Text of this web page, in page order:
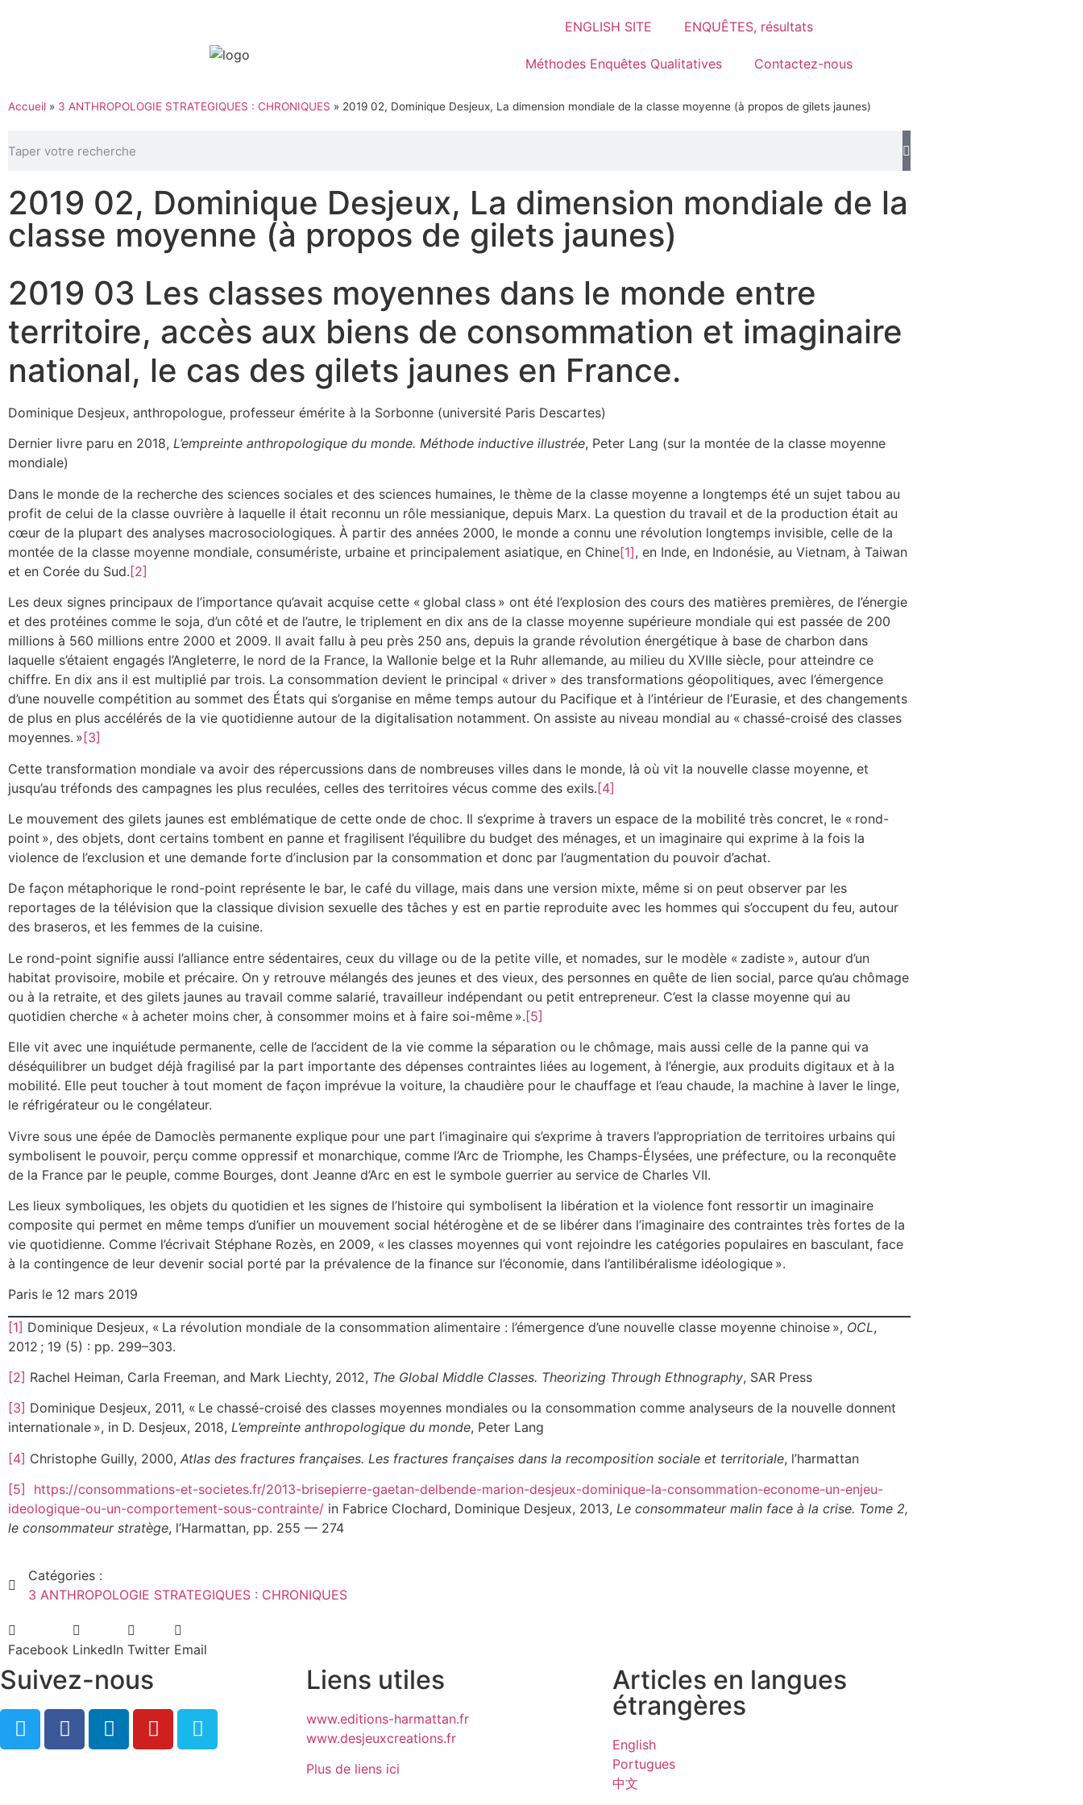
ENGLISH SITE ENQUÊTES, résultats
Méthodes Enquêtes Qualitatives Contactez-nous
Accueil » 3 ANTHROPOLOGIE STRATEGIQUES : CHRONIQUES » 2019 02, Dominique Desjeux, La dimension mondiale de la classe moyenne (à propos de gilets jaunes)
2019 02, Dominique Desjeux, La dimension mondiale de la
classe moyenne (à propos de gilets jaunes)
2019 03 Les classes moyennes dans le monde entre
territoire, accès aux biens de consommation et imaginaire
national, le cas des gilets jaunes en France.
Dominique Desjeux, anthropologue, professeur émérite à la Sorbonne (université Paris Descartes)
Dernier livre paru en 2018, L’empreinte anthropologique du monde. Méthode inductive illustrée, Peter Lang (sur la montée de la classe moyenne
mondiale)
Dans le monde de la recherche des sciences sociales et des sciences humaines, le thème de la classe moyenne a longtemps été un sujet tabou au
profit de celui de la classe ouvrière à laquelle il était reconnu un rôle messianique, depuis Marx. La question du travail et de la production était au
cœur de la plupart des analyses macrosociologiques. À partir des années 2000, le monde a connu une révolution longtemps invisible, celle de la
montée de la classe moyenne mondiale, consumériste, urbaine et principalement asiatique, en Chine[1], en Inde, en Indonésie, au Vietnam, à Taiwan
et en Corée du Sud.[2]
Les deux signes principaux de l’importance qu’avait acquise cette « global class » ont été l’explosion des cours des matières premières, de l’énergie
et des protéines comme le soja, d’un côté et de l’autre, le triplement en dix ans de la classe moyenne supérieure mondiale qui est passée de 200
millions à 560 millions entre 2000 et 2009. Il avait fallu à peu près 250 ans, depuis la grande révolution énergétique à base de charbon dans
laquelle s’étaient engagés l’Angleterre, le nord de la France, la Wallonie belge et la Ruhr allemande, au milieu du XVIIIe siècle, pour atteindre ce
chiffre. En dix ans il est multiplié par trois. La consommation devient le principal « driver » des transformations géopolitiques, avec l’émergence
d’une nouvelle compétition au sommet des États qui s’organise en même temps autour du Pacifique et à l’intérieur de l’Eurasie, et des changements
de plus en plus accélérés de la vie quotidienne autour de la digitalisation notamment. On assiste au niveau mondial au « chassé-croisé des classes
moyennes. » [3]
Cette transformation mondiale va avoir des répercussions dans de nombreuses villes dans le monde, là où vit la nouvelle classe moyenne, et
jusqu’au tréfonds des campagnes les plus reculées, celles des territoires vécus comme des exils.[4]
Le mouvement des gilets jaunes est emblématique de cette onde de choc. Il s’exprime à travers un espace de la mobilité très concret, le « rond-
point », des objets, dont certains tombent en panne et fragilisent l’équilibre du budget des ménages, et un imaginaire qui exprime à la fois la
violence de l’exclusion et une demande forte d’inclusion par la consommation et donc par l’augmentation du pouvoir d’achat.
De façon métaphorique le rond-point représente le bar, le café du village, mais dans une version mixte, même si on peut observer par les
reportages de la télévision que la classique division sexuelle des tâches y est en partie reproduite avec les hommes qui s’occupent du feu, autour
des braseros, et les femmes de la cuisine.
Le rond-point signifie aussi l’alliance entre sédentaires, ceux du village ou de la petite ville, et nomades, sur le modèle « zadiste », autour d’un
habitat provisoire, mobile et précaire. On y retrouve mélangés des jeunes et des vieux, des personnes en quête de lien social, parce qu’au chômage
ou à la retraite, et des gilets jaunes au travail comme salarié, travailleur indépendant ou petit entrepreneur. C’est la classe moyenne qui au
quotidien cherche « à acheter moins cher, à consommer moins et à faire soi-même ».[5]
Elle vit avec une inquiétude permanente, celle de l’accident de la vie comme la séparation ou le chômage, mais aussi celle de la panne qui va
déséquilibrer un budget déjà fragilisé par la part importante des dépenses contraintes liées au logement, à l’énergie, aux produits digitaux et à la
mobilité. Elle peut toucher à tout moment de façon imprévue la voiture, la chaudière pour le chauffage et l’eau chaude, la machine à laver le linge,
le réfrigérateur ou le congélateur.
Vivre sous une épée de Damoclès permanente explique pour une part l’imaginaire qui s’exprime à travers l’appropriation de territoires urbains qui
symbolisent le pouvoir, perçu comme oppressif et monarchique, comme l’Arc de Triomphe, les Champs-Élysées, une préfecture, ou la reconquête
de la France par le peuple, comme Bourges, dont Jeanne d’Arc en est le symbole guerrier au service de Charles VII.
Les lieux symboliques, les objets du quotidien et les signes de l’histoire qui symbolisent la libération et la violence font ressortir un imaginaire
composite qui permet en même temps d’unifier un mouvement social hétérogène et de se libérer dans l’imaginaire des contraintes très fortes de la
vie quotidienne. Comme l’écrivait Stéphane Rozès, en 2009, « les classes moyennes qui vont rejoindre les catégories populaires en basculant, face
à la contingence de leur devenir social porté par la prévalence de la finance sur l’économie, dans l’antilibéralisme idéologique ».
Paris le 12 mars 2019
[1] Dominique Desjeux, « La révolution mondiale de la consommation alimentaire : l’émergence d’une nouvelle classe moyenne chinoise », OCL,
2012 ; 19 (5) : pp. 299–303.
[2] Rachel Heiman, Carla Freeman, and Mark Liechty, 2012, The Global Middle Classes. Theorizing Through Ethnography, SAR Press
[3] Dominique Desjeux, 2011, « Le chassé-croisé des classes moyennes mondiales ou la consommation comme analyseurs de la nouvelle donnent
internationale », in D. Desjeux, 2018, L’empreinte anthropologique du monde, Peter Lang
[4] Christophe Guilly, 2000, Atlas des fractures françaises. Les fractures françaises dans la recomposition sociale et territoriale, l’harmattan
[5]
https://consommations-et-societes.fr/2013-brisepierre-gaetan-delbende-marion-desjeux-dominique-la-consommation-econome-un-enjeu-
ideologique-ou-un-comportement-sous-contrainte/ in Fabrice Clochard, Dominique Desjeux, 2013, Le consommateur malin face à la crise. Tome 2,
le consommateur stratège, l’Harmattan, pp. 255 — 274
Catégories :
3 ANTHROPOLOGIE STRATEGIQUES : CHRONIQUES
Facebook LinkedIn Twitter Email
Suivez-nous Liens utiles
www.editions-harmattan.fr
www.desjeuxcreations.fr
Plus de liens ici
Articles en langues
étrangères
English
Portugues
中文